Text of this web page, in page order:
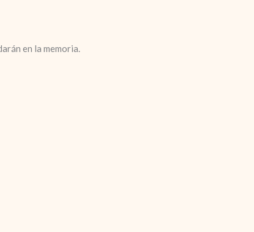
en la memoria.